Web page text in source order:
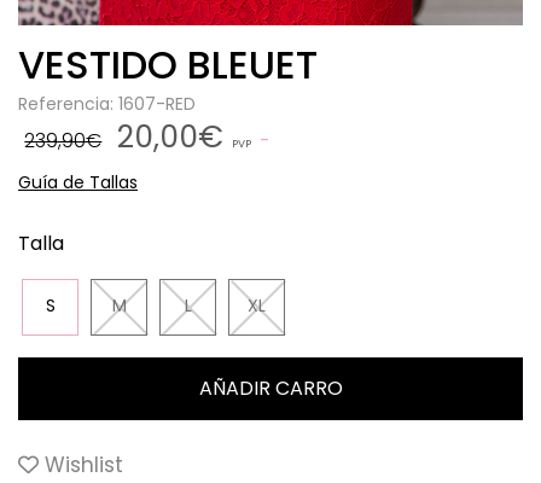
VESTIDO BLEUET
Referencia: 1607-RED
239,90€ 20,00€ PVP
Guía de Tallas
Talla
S M L XL
Wishlist